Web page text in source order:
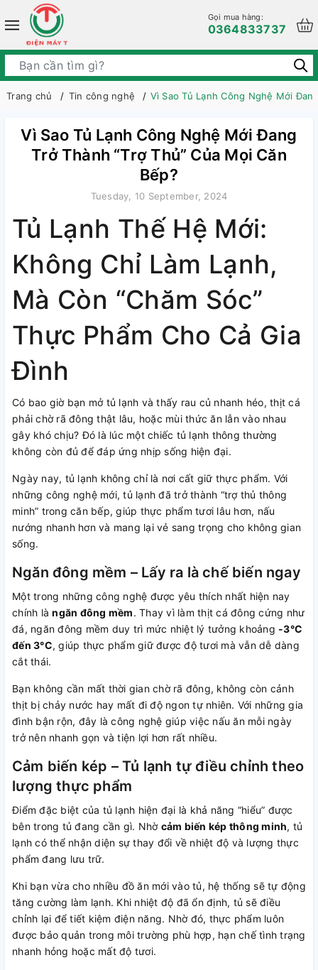
Gọi mua hàng:
0364833737
Trang chủ Tin công nghệ Vì Sao Tủ Lạnh Công Nghệ Mới
Vì Sao Tủ Lạnh Công Nghệ Mới Đang
Trở Thành “Trợ Thủ” Của Mọi Căn
Bếp?
Tuesday, 10 September, 2024
Tủ Lạnh Thế Hệ Mới:
Không Chỉ Làm Lạnh,
Mà Còn “Chăm Sóc”
Thực Phẩm Cho Cả Gia
Đình
Có bao giờ bạn mở tủ lạnh và thấy rau củ nhanh héo, thịt cá
phải chờ rã đông thật lâu, hoặc mùi thức ăn lẫn vào nhau
gây khó chịu? Đó là lúc một chiếc tủ lạnh thông thường
không còn đủ để đáp ứng nhịp sống hiện đại.
Ngày nay, tủ lạnh không chỉ là nơi cất giữ thực phẩm. Với
những công nghệ mới, tủ lạnh đã trở thành “trợ thủ thông
minh” trong căn bếp, giúp thực phẩm tươi lâu hơn, nấu
nướng nhanh hơn và mang lại vẻ sang trọng cho không gian
sống.
Ngăn đông mềm – Lấy ra là chế biến ngay
Một trong những công nghệ được yêu thích nhất hiện nay
chính làngăn đông mềm. Thay vì làm thịt cá đông cứng như
đá, ngăn đông mềm duy trì mức nhiệt lý tưởng khoảng -3°C
đến 3°C, giúp thực phẩm giữ được độ tươi mà vẫn dễ dàng
cắt thái.
Bạn không cần mất thời gian chờ rã đông, không còn cảnh
thịt bị chảy nước hay mất đi độ ngon tự nhiên. Với những gia
đình bận rộn, đây là công nghệ giúp việc nấu ăn mỗi ngày
trở nên nhanh gọn và tiện lợi hơn rất nhiều.
Cảm biến kép – Tủ lạnh tự điều chỉnh theo
lượng thực phẩm
Điểm đặc biệt của tủ lạnh hiện đại là khả năng “hiểu” được
bên trong tủ đang cần gì. Nhờ cảm biến kép thông minh, tủ
lạnh có thể nhận diện sự thay đổi về nhiệt độ và lượng thực
phẩm đang lưu trữ.
Khi bạn vừa cho nhiều đồ ăn mới vào tủ, hệ thống sẽ tự động
tăng cường làm lạnh. Khi nhiệt độ đã ổn định, tủ sẽ điều
chỉnh lại để tiết kiệm điện năng. Nhờ đó, thực phẩm luôn
được bảo quản trong môi trường phù hợp, hạn chế tình trạng
nhanh hỏng hoặc mất độ tươi.